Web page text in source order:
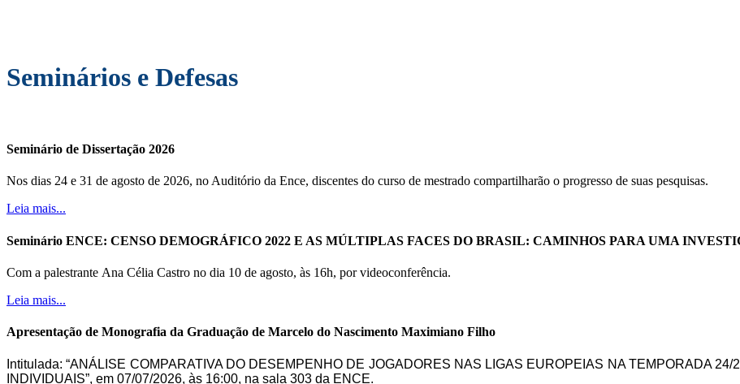
Seminários e Defesas
Seminário de Dissertação 2026
Nos dias 24 e 31 de agosto de 2026, no Auditório da Ence, discentes do curso de mestrado compartilharão o progresso de suas pesquisas.
Leia mais...
Seminário ENCE: CENSO DEMOGRÁFICO 2022 E AS MÚLTIPLAS FACES DO BRASIL: CAMINHOS PARA UMA
Com a palestrante Ana Célia Castro no dia 10 de agosto, às 16h, por videoconferência.
Leia mais...
Apresentação de Monografia da Graduação de Marcelo do Nascimento Maximiano Filho
Intitulada: “ANÁLISE COMPARATIVA DO DESEMPENHO DE JOGADORES NAS LIGAS EUROPEIAS NA TEMPORADA
INDIVIDUAIS”, em 07/07/2026, às 16:00, na sala 303 da ENCE.